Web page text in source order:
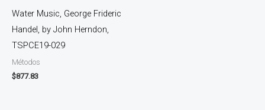
Water Music, George Frideric
Handel, by John Herndon,
TSPCE19-029
Métodos
$877.83